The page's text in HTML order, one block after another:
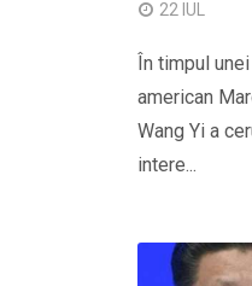
22 IUL
În timpul
american
Wang Yi a
intere...